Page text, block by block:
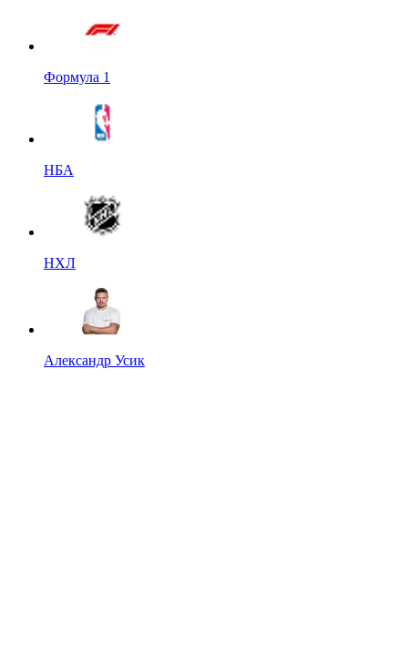
Формула 1
НБА
НХЛ
Александр Усик